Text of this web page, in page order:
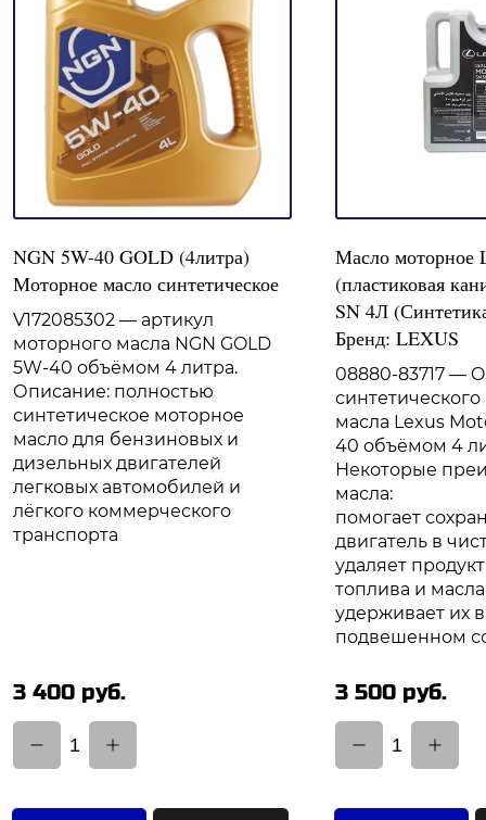
NGN 5W-40 GOLD (4литра)
Моторное масло синтетическое
V172085302 — артикул
моторного масла NGN GOLD
5W-40 объёмом 4 литра.
Описание: полностью
синтетическое моторное
масло для бензиновых и
дизельных двигателей
легковых автомобилей и
лёгкого коммерческого
транспорта
3 400 руб.
1
Масло моторное
(пластиковая
SN 4Л
Бренд: LEXUS
08880-83717 —
масла Lexus
40 объёмом 4
Некоторые
масла:
помогает
двигатель в
удаляет
топлива и
удерживает их в
подвешенном
3 500 руб.
1